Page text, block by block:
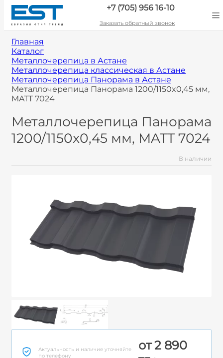
+7 (705) 956 16-10
Заказать обратный звонок
Главная
Каталог
Металлочерепица в Астане
Металлочерепица классическая в Астане
Металлочерепица Панорама в Астане
Металлочерепица Панорама 1200/1150x0,45 мм,
MATT 7024
Металлочерепица Панорама
1200/1150x0,45 мм, MATT 7024
В наличии
Актуальность и наличие уточняйте
по телефону
от 2 890